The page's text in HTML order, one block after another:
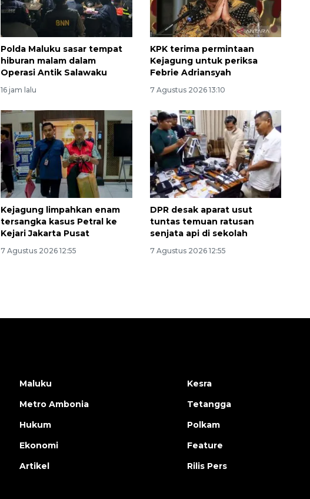
Polda Maluku sasar tempat
hiburan malam dalam
Operasi Antik Salawaku
16 jam lalu
KPK terima permintaan
Kejagung untuk periksa
Febrie Adriansyah
7 Agustus 2026 13:10
Kejagung limpahkan enam
tersangka kasus Petral ke
Kejari Jakarta Pusat
7 Agustus 2026 12:55
DPR desak aparat usut
tuntas temuan ratusan
senjata api di sekolah
7 Agustus 2026 12:55
160 ribu sambungan baru
jaringan gas 2026
Maluku
Metro Ambonia
Hukum
Ekonomi
Artikel
Kesra
Tetangga
Polkam
Feature
Rilis Pers